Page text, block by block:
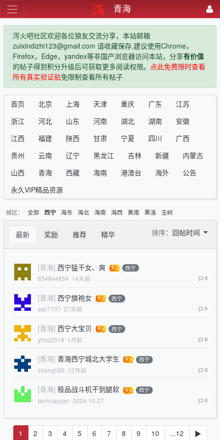
青海
泻火吧社区欢迎各位狼友交流分享，本站邮箱
zuixindizhi123@gmail.com 请收藏保存,建议使用Chrome，
Firefox，Edge，yandex等非国产浏览器访问本站，分享有价值
的帖子得到积分升级后可获取更多阅读权限。 点此免费限时查看
所有真实验证贴免限制查看所有帖子
首页 北京 上海 天津 重庆 广东
江苏
浙江
河北 山东 河南 湖北 湖南
安徽
江西
福建 陕西 甘肃 宁夏 四川
广西
贵州
云南 辽宁 黑龙江 吉林 新疆
内蒙古
山西
青海 西藏 海南 港澳台 海外
公告
永久VIP精品资源
城区： 全部 西宁 海东 海北 海南 海西 黄南 果洛 玉树
最新 奖励 推荐 精华 排序： 回帖时间
[青海] 西宁猛干女、爽 西宁
834844854 14天前 0
[青海] 西宁旗袍女 西宁
sqc7107 27天前 0
[青海] 西宁大宝贝 西宁
yhdz2019 1月前 0
[青海] 青海西宁城北大学生 西宁
zheng085 12月前 0
[青海] 极品战斗机干到腿软 西宁
tanhuayuan 2024-10-27 0
1 2 3 4 5 6 7 8 9 10 ...12 ▶